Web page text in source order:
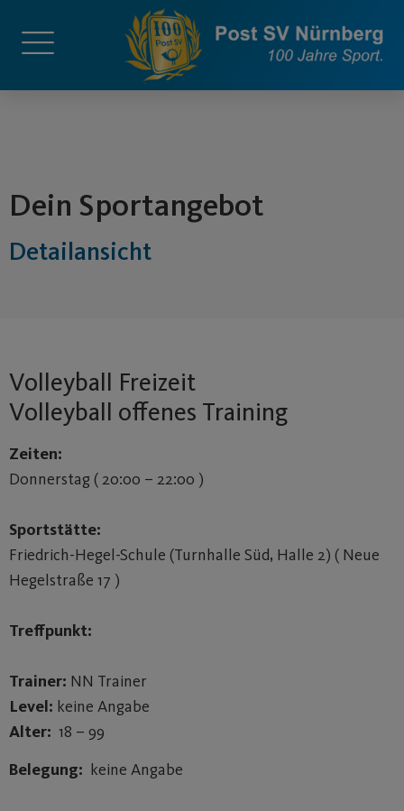
Dein Sportangebot
Detailansicht
Volleyball Freizeit
Volleyball offenes Training
Zeiten:
Donnerstag ( 20:00 – 22:00 )
Sportstätte:
Friedrich-Hegel-Schule (Turnhalle Süd, Halle 2) ( Neue
Hegelstraße 17 )
Treffpunkt:
Trainer: NN Trainer
Level: keine Angabe
Alter: 18 – 99
Belegung: keine Angabe